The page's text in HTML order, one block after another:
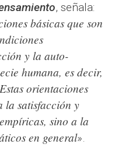
, señala:
básicas que son
y la auto-
humana, es decir,
orientaciones
la satisfacción y
sino a la
en general».